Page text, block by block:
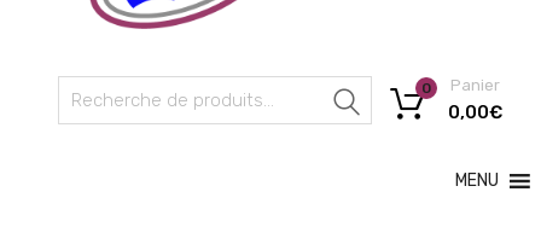
Recherche
Panier
0,00€
0
MENU